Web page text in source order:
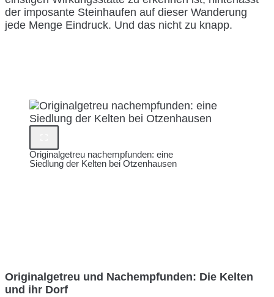
der imposante Steinhaufen auf dieser Wanderung
jede Menge Eindruck. Und das nicht zu knapp.
Originalgetreu nachempfunden: eine
Siedlung der Kelten bei Otzenhausen
Originalgetreu und Nachempfunden: Die Kelten
und ihr Dorf